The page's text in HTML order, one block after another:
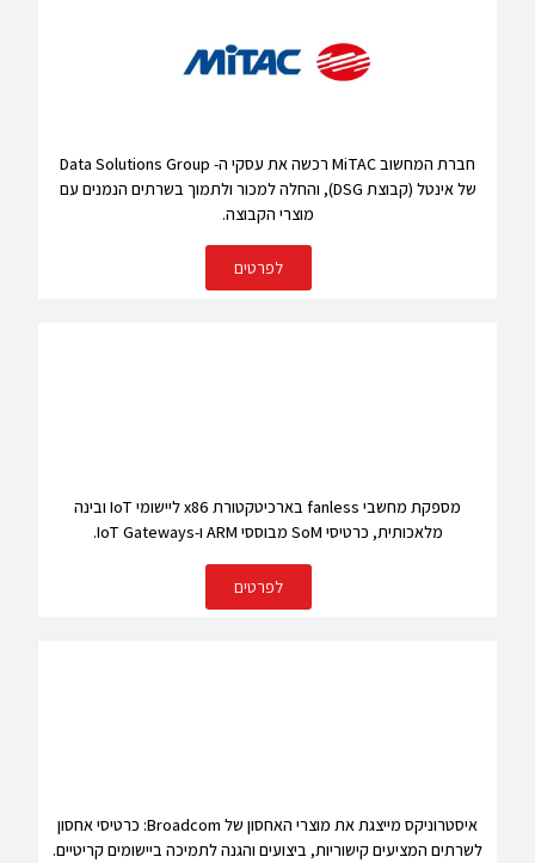
חברת המחשוב MiTAC רכשה את עסקי ה- Data Solutions Group
של אינטל (קבוצת DSG), והחלה למכור ולתמוך בשרתים הנמנים עם
מוצרי הקבוצה.
לפרטים
מספקת מחשבי fanless בארכיטקטורת x86 ליישומי IoT ובינה
מלאכותית, כרטיסי SoM מבוססי ARM ו-IoT Gateways.
לפרטים
איסטרוניקס מייצגת את מוצרי האחסון של Broadcom: כרטיסי אחסון
לשרתים המציעים קישוריות, ביצועים והגנה לתמיכה ביישומים קריטיים.